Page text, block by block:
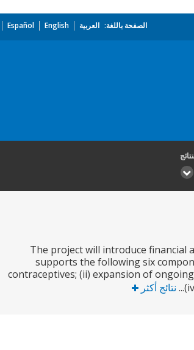
الصفحة باللغة: العربية English
Español
The project will introduce financial
supports the following six
contraceptives; (ii) expansion of
نتائج أكثر